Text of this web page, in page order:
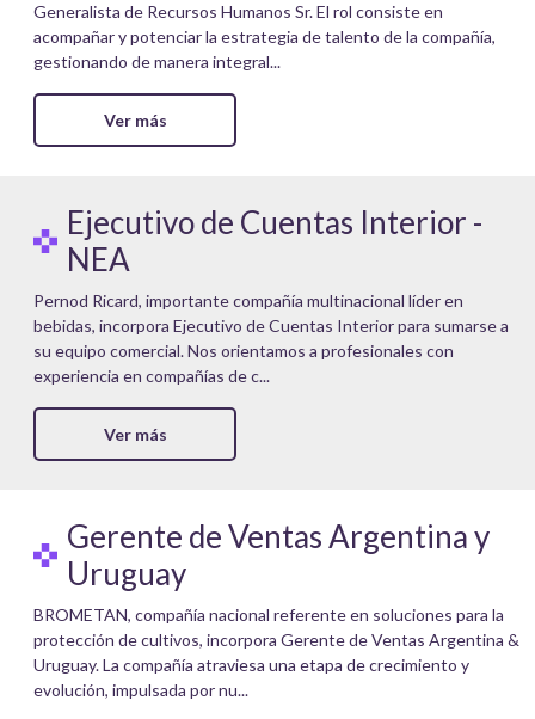
Generalista de Recursos Humanos Sr. El rol consiste en
acompañar y potenciar la estrategia de talento de la compañía,
gestionando de manera integral...
Ver más
Ejecutivo de Cuentas Interior -
NEA
Pernod Ricard, importante compañía multinacional líder en
bebidas, incorpora Ejecutivo de Cuentas Interior para sumarse a
su equipo comercial. Nos orientamos a profesionales con
experiencia en compañías de c...
Ver más
Gerente de Ventas Argentina y
Uruguay
BROMETAN, compañía nacional referente en soluciones para la
protección de cultivos, incorpora Gerente de Ventas Argentina &
Uruguay. La compañía atraviesa una etapa de crecimiento y
evolución, impulsada por nu...